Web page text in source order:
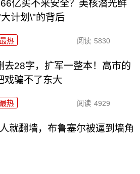
亿买不来安全？美核潜光鲜
计划\"的背后
最热 阅读 5830
去28字，扩军一整本！高市的
戏骗不了东大
最热 阅读 4929
就翻墙，布鲁塞尔被逼到墙角